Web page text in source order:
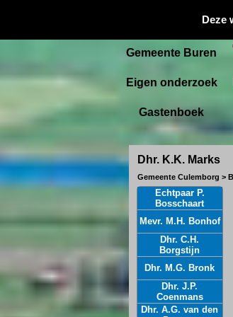
Deze
Gemeente Buren
Eigen onderzoek
Gastenboek
Dhr. K.K. Marks
Gemeente Culemborg >
Echtpaar P.
Bosschaart
Mevr. M.H. Bonhof
Dhr. C.H.
Borgstijn
Dhr. M.G. Bronk
Dhr. J.P.
Coenmans
Dhr. A.G. van den